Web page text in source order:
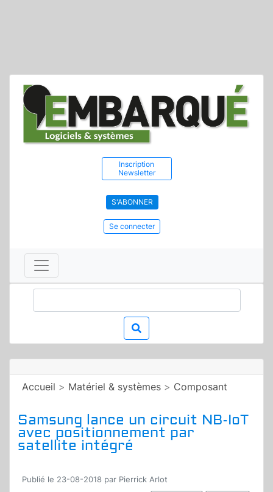
Inscription
Newsletter
S'ABONNER
Se connecter
Accueil > Matériel & systèmes > Composant
Samsung lance un circuit NB-IoT
avec positionnement par
satellite intégré
Publié le 23-08-2018 par Pierrick Arlot